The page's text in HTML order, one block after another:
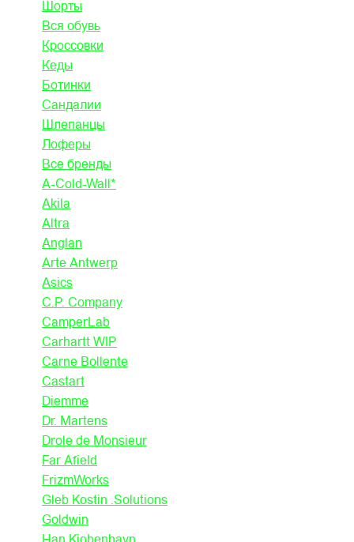
Шорты
Вся обувь
Кроссовки
Кеды
Ботинки
Сандалии
Шлепанцы
Лоферы
Все бренды
A-Cold-Wall*
Akila
Altra
Anglan
Arte Antwerp
Asics
C.P. Company
CamperLab
Carhartt WIP
Carne Bollente
Castart
Diemme
Dr. Martens
Drole de Monsieur
Far Afield
FrizmWorks
Gleb Kostin .Solutions
Goldwin